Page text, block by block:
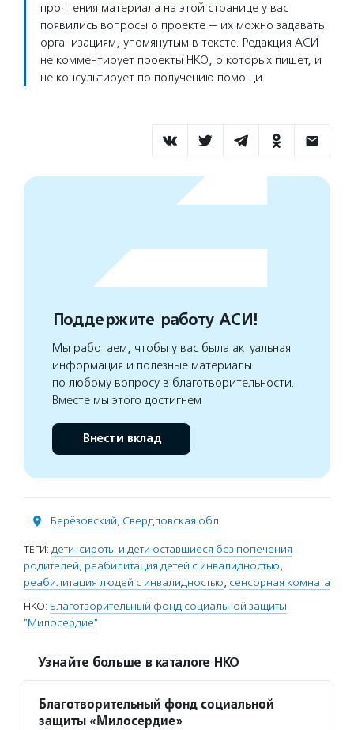
прочтения материала на этой странице у вас
появились вопросы о проекте — их можно задавать
организациям, упомянутым в тексте. Редакция АСИ
не комментирует проекты НКО, о которых пишет, и
не консультирует по получению помощи.
Поддержите работу АСИ!
Мы работаем, чтобы у вас была актуальная
информация и полезные материалы
по любому вопросу в благотворительности.
Вместе мы этого достигнем
Внести вклад
Берёзовский, Свердловская обл.
ТЕГИ: дети-сироты и дети оставшиеся без попечения
родителей, реабилитация детей с инвалидностью,
реабилитация людей с инвалидностью, сенсорная комната
НКО: Благотворительный фонд социальной защиты
"Милосердие"
Узнайте больше в каталоге НКО
Благотворительный фонд социальной
защиты «Милосердие»